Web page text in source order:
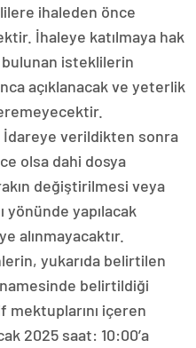
ihaleden önce
İhaleye katılmaya hak
bulunan isteklilerin
açıklanacak ve yeterlik
İdareye verildikten sonra
olsa dahi dosya
değiştirilmesi veya
yönünde yapılacak
alınmayacaktır.
yukarıda belirtilen
belirtildiği
mektuplarını içeren
2025 saat: 10:00’a